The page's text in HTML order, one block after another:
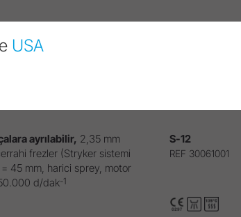
ayrılabilir, 2,35 mm
frezler (Stryker sistemi
45 mm, harici sprey, motor
d/dak-1
S-12
REF 30061001
USA